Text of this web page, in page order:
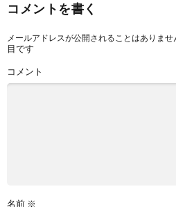
コメントを書く
メールアドレスが公開されることはありませ
目です
コメント
名前 ※